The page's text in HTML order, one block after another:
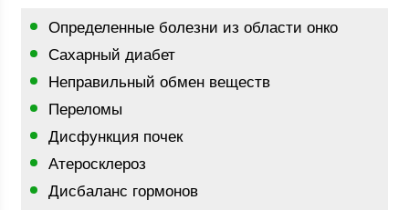
Определенные болезни из области онко
Сахарный диабет
Неправильный обмен веществ
Переломы
Дисфункция почек
Атеросклероз
Дисбаланс гормонов